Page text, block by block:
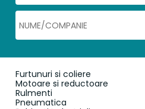
Furtunuri si coliere
Motoare si reductoare
Rulmenti
Pneumatica